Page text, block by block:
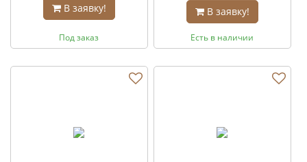
В заявку!
Под заказ
В заявку!
Есть в наличии